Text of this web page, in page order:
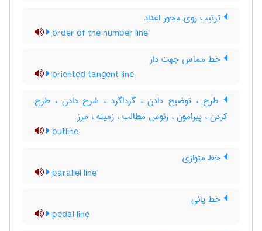
ترتیب روی محور اعداد
order of the number line
خط مماس جهت دار
oriented tangent line
طرح ، توضیح دادن ، گرداگرد ، شرح دادن ، طرح
کردن ، پیرامون ، رئوس مطالب ، زمینه ، مرز
outline
خط متوازی
parallel line
خط پائی
pedal line